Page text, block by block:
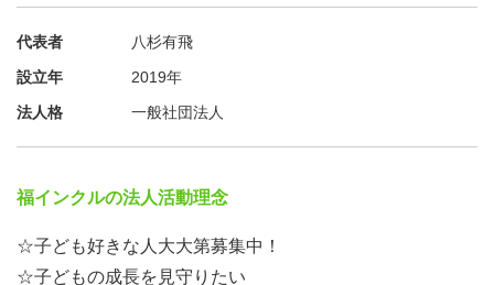
代表者
八杉有飛
設立年
2019年
法人格
一般社団法人
福インクルの法人活動理念
☆子ども好きな人大大第募集中！
☆子どもの成長を見守りたい